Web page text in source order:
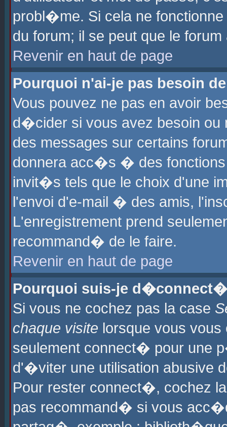
probl�me. Si cela ne
du forum; il se peut que le
Revenir en haut de page
Pourquoi n'ai-je pas besoin
Vous pouvez ne pas en avoir
d�cider si vous avez besoin ou
des messages sur certains
donnera acc�s � des fonctions
invit�s tels que le choix d'une
l'envoi d'e-mail � des amis,
L'enregistrement prend
recommand� de le faire.
Revenir en haut de page
Pourquoi suis-je
Si vous ne cochez pas la case
chaque visite lorsque vous
seulement connect� pour une
d'�viter une utilisation abusive
Pour rester connect�, cochez
pas recommand� si vous